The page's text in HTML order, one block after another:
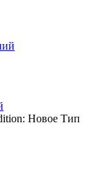
Новое Тип